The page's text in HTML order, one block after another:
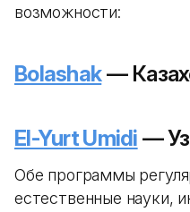
возможности:
Bolashak—
El-Yurt Umidi —
Обе программы
естественные науки,